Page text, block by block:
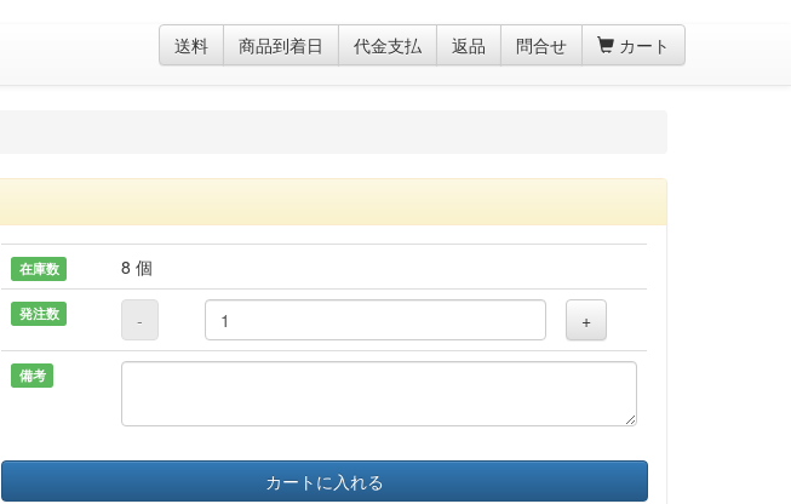
送料 商品到着日 代金支払 返品 問合せ カート
在庫数 8 個
発注数 - +
備考
カートに入れる